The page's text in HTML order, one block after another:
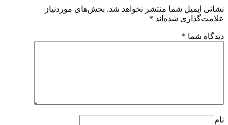
نشانی ایمیل شما منتشر نخواهد شد. بخش‌های موردنیاز
علامت‌گذاری شده‌اند *
دیدگاه شما *
نام